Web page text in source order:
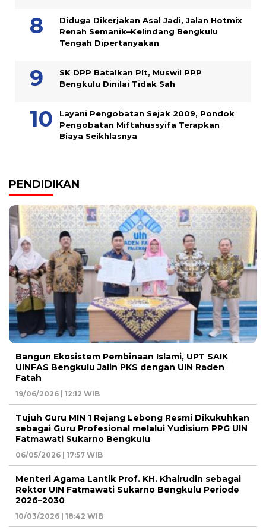
Diduga Dikerjakan Asal Jadi, Jalan Hotmix
Renah Semanik–Kelindang Bengkulu
Tengah Dipertanyakan
SK DPP Batalkan Plt, Muswil PPP
Bengkulu Dinilai Tidak Sah
Layani Pengobatan Sejak 2009, Pondok
Pengobatan Miftahussyifa Terapkan
Biaya Seikhlasnya
PENDIDIKAN
Bangun Ekosistem Pembinaan Islami, UPT SAIK
UINFAS Bengkulu Jalin PKS dengan UIN Raden
Fatah
19/06/2026 | 12:12 WIB
Tujuh Guru MIN 1 Rejang Lebong Resmi Dikukuhkan
sebagai Guru Profesional melalui Yudisium PPG UIN
Fatmawati Sukarno Bengkulu
06/05/2026 | 17:57 WIB
Menteri Agama Lantik Prof. KH. Khairudin sebagai
Rektor UIN Fatmawati Sukarno Bengkulu Periode
2026–2030
10/03/2026 | 18:42 WIB